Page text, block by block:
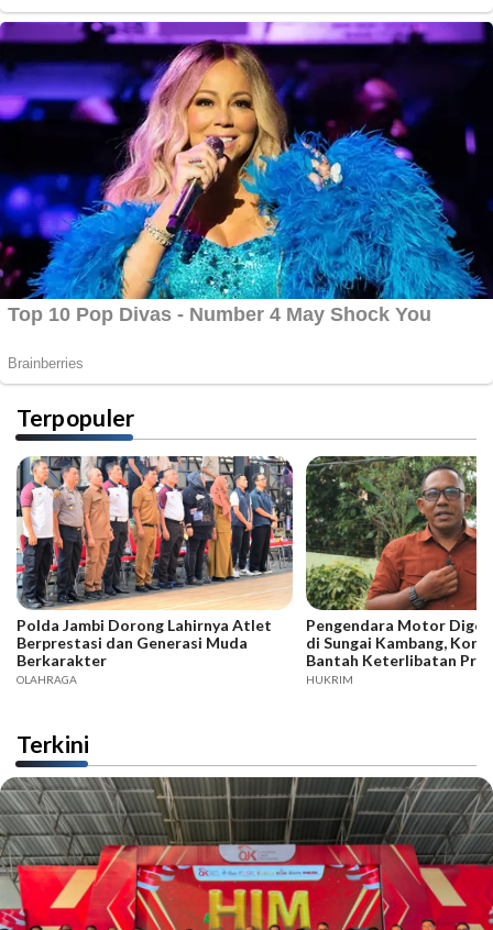
Terpopuler
Polda Jambi Dorong Lahirnya Atlet
Berprestasi dan Generasi Muda
Berkarakter
OLAHRAGA
Pengendara Motor
di Sungai Kambang,
Bantah Keterlibatan
HUKRIM
Terkini